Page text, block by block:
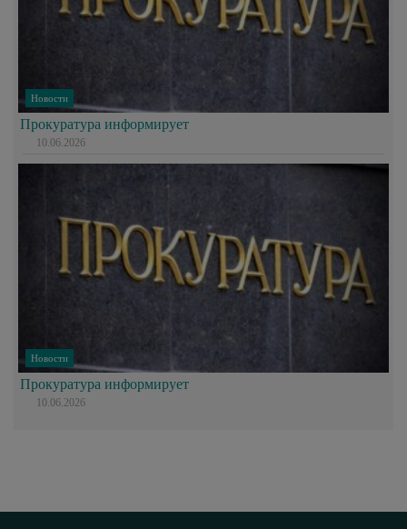
Новости
Прокуратура информирует
10.06.2026
Новости
Прокуратура информирует
10.06.2026